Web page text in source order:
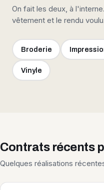
On fait les deux, à
vêtement et le rendu
Broderie
Vinyle
Contrats récents
Quelques réalisations